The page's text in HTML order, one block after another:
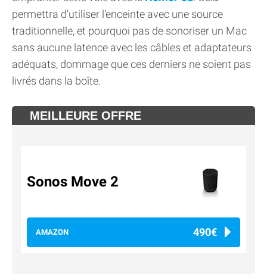
permettra d'utiliser l'enceinte avec une source
traditionnelle, et pourquoi pas de sonoriser un Mac
sans aucune latence avec les câbles et adaptateurs
adéquats, dommage que ces derniers ne soient pas
livrés dans la boîte.
MEILLEURE OFFRE
Sonos Move 2
AMAZON 490€